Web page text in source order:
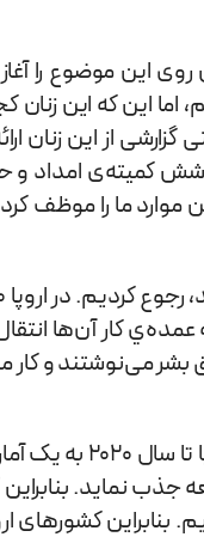
این موضوع را
اما این که این
بهزیستی گزارشی از این
آمار بیکاری زنان تحصیل‌کرده 30 تا 40 درصد
کار آن‌ها انتقال
بشر می‌نوشتند و كار
توسعه جذب نماید.
بنابراین کشورهای